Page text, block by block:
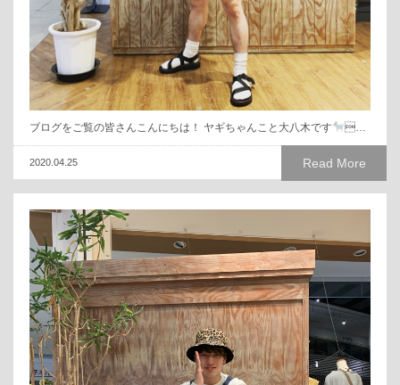
ブログをご覧の皆さんこんにちは！ ヤギちゃんこと大八木です …
Read More
2020.04.25